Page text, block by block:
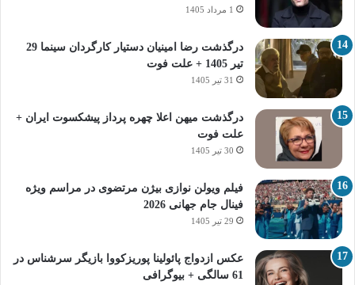
1 مرداد 1405
درگذشت رضا امینیان دستیار کارگردان سینما 29
تیر 1405 + علت فوت
31 تیر 1405
درگذشت میهن اعلا چهره پرداز پیشکسوت ایران +
علت فوت
30 تیر 1405
فیلم ویولن نوازی بیژن مرتضوی در مراسم ویژه
فینال جام جهانی 2026
29 تیر 1405
عکس ازدواج پائولینا پوریزکووا بازیگر سرشناس در
61 سالگی + بیوگرافی